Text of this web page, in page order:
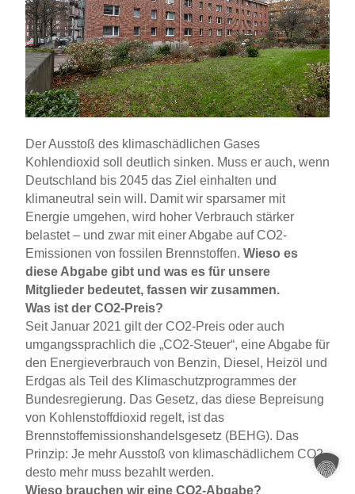
Der Ausstoß des klimaschädlichen Gases
Kohlendioxid soll deutlich sinken. Muss er auch, wenn
Deutschland bis 2045 das Ziel einhalten und
klimaneutral sein will. Damit wir sparsamer mit
Energie umgehen, wird hoher Verbrauch stärker
belastet – und zwar mit einer Abgabe auf CO2-
Emissionen von fossilen Brennstoffen. Wieso es
diese Abgabe gibt und was es für unsere
Mitglieder bedeutet, fassen wir zusammen.
Was ist der CO2-Preis?
Seit Januar 2021 gilt der CO2-Preis oder auch
umgangssprachlich die „CO2-Steuer“, eine Abgabe für
den Energieverbrauch von Benzin, Diesel, Heizöl und
Erdgas als Teil des Klimaschutzprogrammes der
Bundesregierung. Das Gesetz, das diese Bepreisung
von Kohlenstoffdioxid regelt, ist das
Brennstoffemissionshandelsgesetz (BEHG). Das
Prinzip: Je mehr Ausstoß von klimaschädlichem CO2,
desto mehr muss bezahlt werden.
Wieso brauchen wir eine CO2-Abgabe?